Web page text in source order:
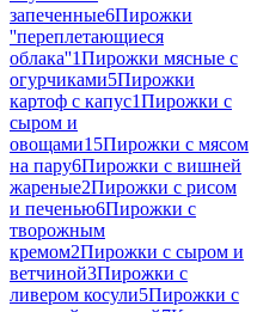
запеченные6Пирожки
''переплетающиеся
облака''1Пирожки мясные с
огурчиками5Пирожки
картоф с капус1Пирожки с
сыром и
овощами15Пирожки с мясом
на пару6Пирожки с вишней
жареные2Пирожки с рисом
и печенью6Пирожки с
творожным
кремом2Пирожки с сыром и
ветчиной3Пирожки с
ливером косули5Пирожки с